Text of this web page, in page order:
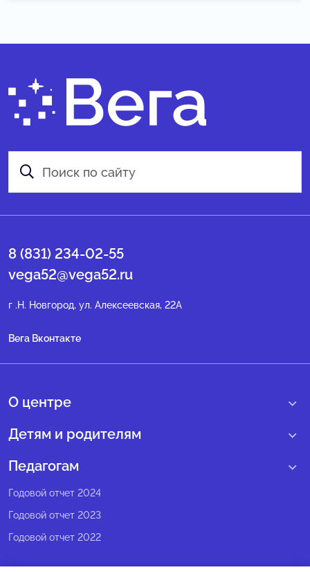
8 (831) 234-02-55
vega52@vega52.ru
г .Н. Новгород, ул. Алексеевская, 22А
Вега Вконтакте
О центре
О нас
Структура регионального центра
Педагогический состав
Попечительский совет
Экспертный совет
Детям и родителям
Учебные интенсивные сборы
Педагогам
Программы Веги
Программы Сириус
Методические рекомендации
Годовой отчет 2024
Годовой отчет 2023
Годовой отчет 2022